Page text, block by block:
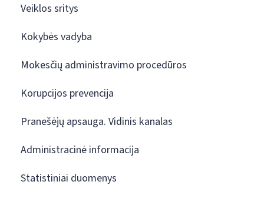
Veiklos sritys
Kokybės vadyba
Mokesčių administravimo procedūros
Korupcijos prevencija
Pranešėjų apsauga. Vidinis kanalas
Administracinė informacija
Statistiniai duomenys